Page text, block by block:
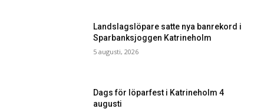
Landslagslöpare satte nya banrekord i
Sparbanksjoggen Katrineholm
5 augusti, 2026
Dags för löparfest i Katrineholm 4
augusti